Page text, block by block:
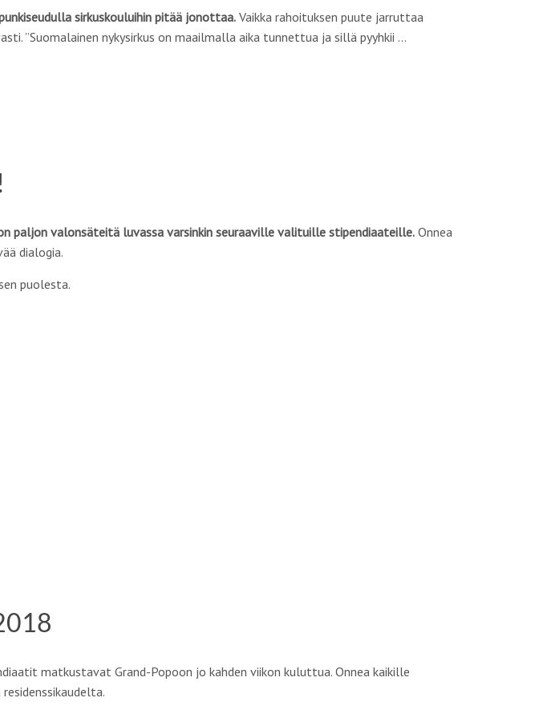
sirkuskouluihin pitää jonottaa. Vaikka rahoituksen puute jarruttaa
”Suomalainen nykysirkus on maailmalla aika tunnettua ja sillä pyyhkii …
paljon valonsäteitä luvassa varsinkin seuraaville valituille stipendiaateille. Onnea
dialogia.
puolesta.
matkustavat Grand-Popoon jo kahden viikon kuluttua. Onnea kaikille